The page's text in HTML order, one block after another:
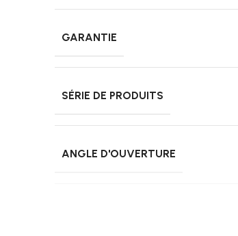
GARANTIE
SÉRIE DE PRODUITS
ANGLE D'OUVERTURE